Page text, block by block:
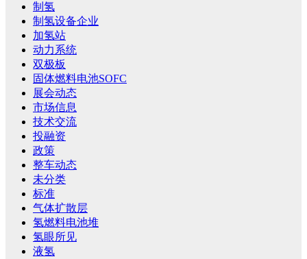
制氢
制氢设备企业
加氢站
动力系统
双极板
固体燃料电池SOFC
展会动态
市场信息
技术交流
投融资
政策
整车动态
未分类
标准
气体扩散层
氢燃料电池堆
氢眼所见
液氢